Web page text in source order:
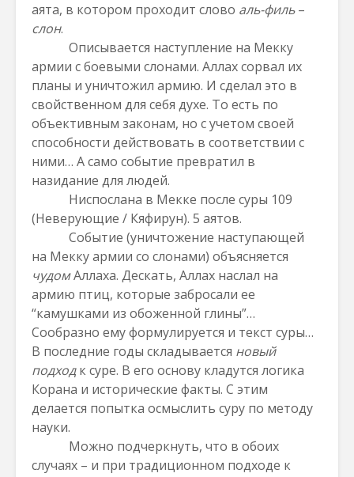
аята, в котором проходит слово аль-филь–
слон.
Описывается наступление на Мекку
армии с боевыми слонами. Аллах сорвал их
планы и уничтожил армию. И сделал это в
свойственном для себя духе. То есть по
объективным законам, но с учетом своей
способности действовать в соответствии с
ними… А само событие превратил в
назидание для людей.
Ниспослана в Мекке после суры 109
(Неверующие / Кяфирун). 5 аятов.
Событие (уничтожение наступающей
на Мекку армии со слонами) объясняется
чудомАллаха. Дескать, Аллах наслал на
армию птиц, которые забросали ее
“камушками из обоженной глины”…
Сообразно ему формулируется и текст суры…
В последние годы складывается новый
подходк суре. В его основу кладутся логика
Корана и исторические факты. С этим
делается попытка осмыслить суру по методу
науки.
Можно подчеркнуть, что в обоих
случаях – и при традиционном подходе к